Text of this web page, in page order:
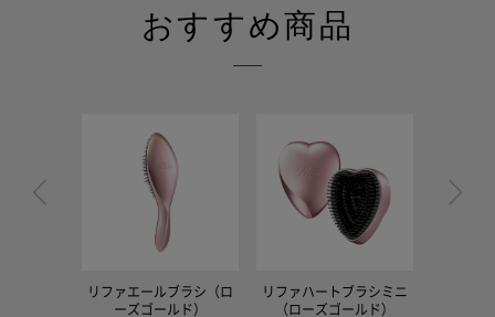
おすすめ商品
リファエールブラシ（ロ
ーズゴールド）
リファハートブラシミニ
（ローズゴールド）